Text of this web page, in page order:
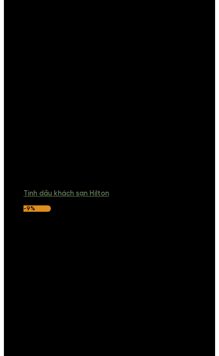
Tinh dầu khách sạn Hilton
-9%